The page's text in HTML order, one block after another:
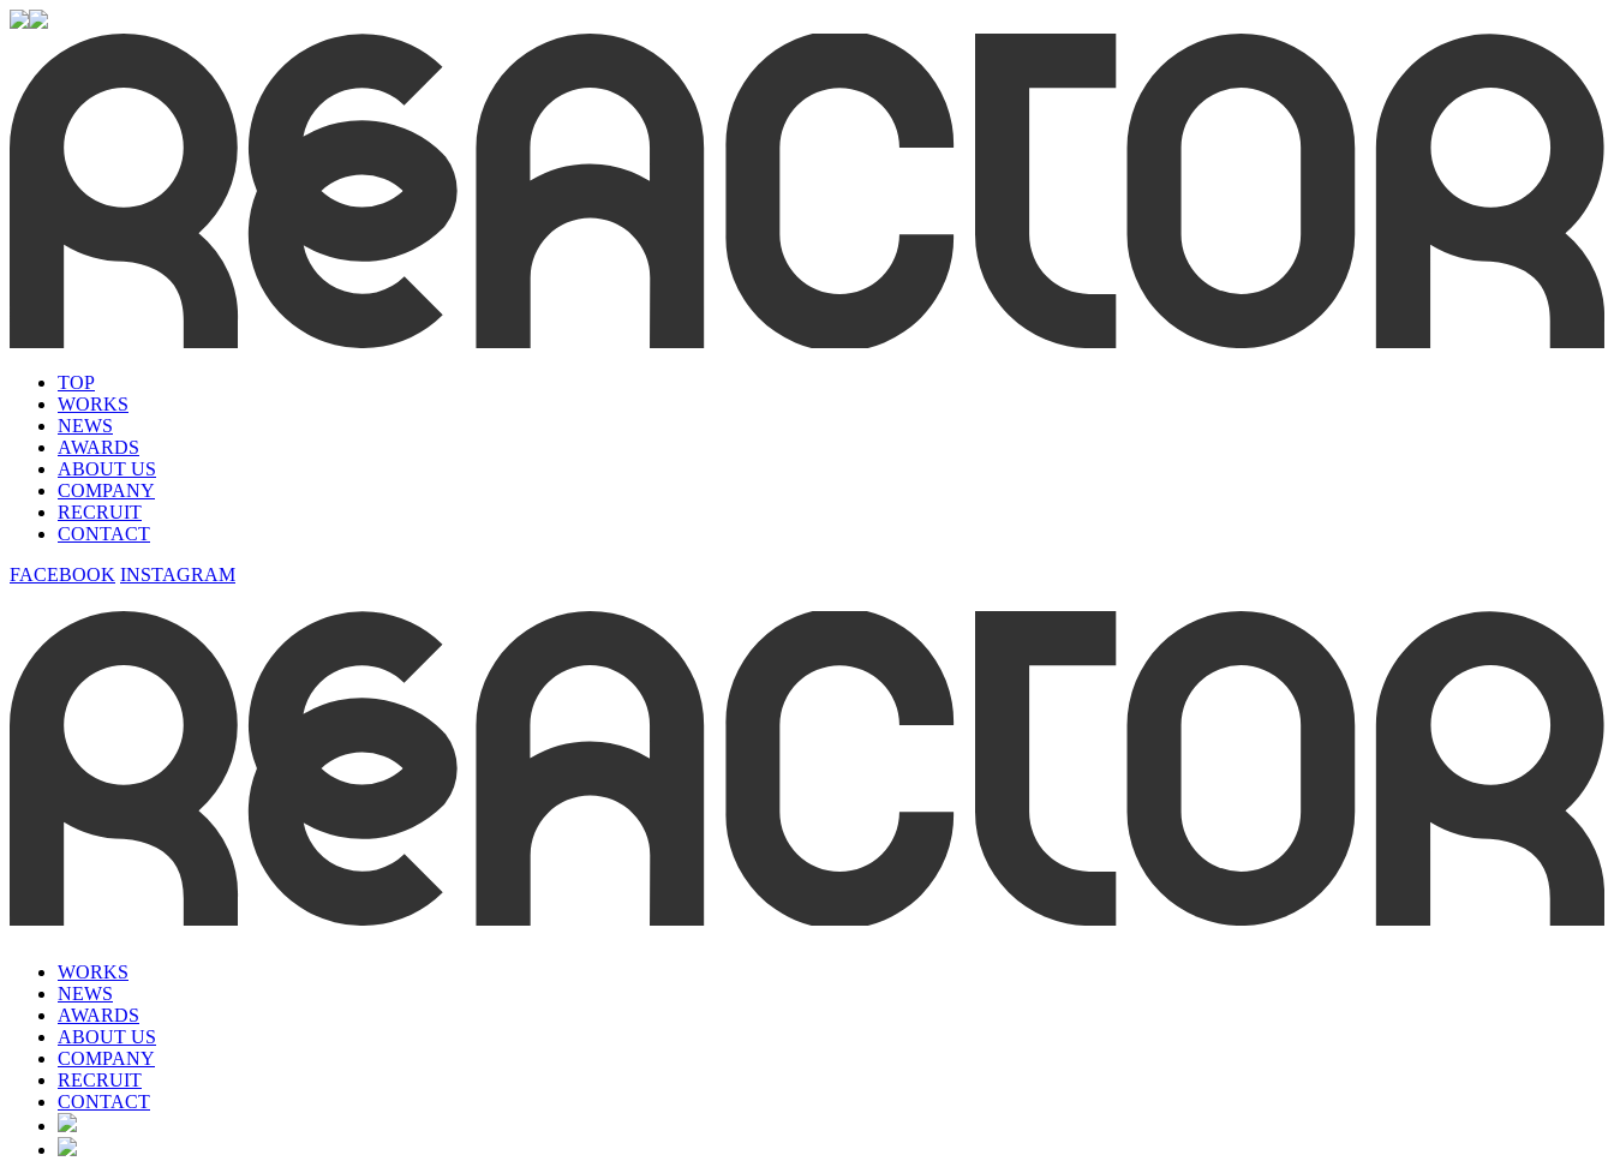
TOP
WORKS
NEWS
AWARDS
ABOUT US
COMPANY
RECRUIT
CONTACT
FACEBOOK INSTAGRAM
WORKS
NEWS
AWARDS
ABOUT US
COMPANY
RECRUIT
CONTACT